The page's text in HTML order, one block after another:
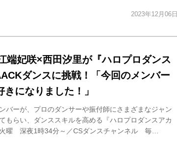
2023年12月06日
端妃咲×西田汐里が『ハロプロダンス
ダンスに挑戦！「今回のメンバー
になりました！」
バーが、プロのダンサーや振付師にさまざまなジャン
もらい、ダンススキルを高める『ハロプロダンスアカ
曜 深夜1時34分～／CSダンスチャンネル 毎…